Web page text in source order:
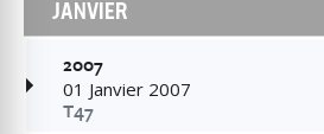
JANVIER
2007
01 Janvier 2007
T47